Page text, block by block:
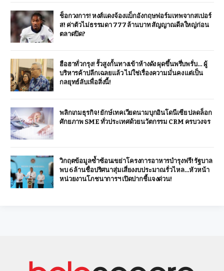
ช็อกวงการ! หงส์แดงจ้องแบ็กอังกฤษฟอร์มเทพจากสเปอร์
ส! ค่าตัวไม่ธรรมดา 777 ล้านบาท สัญญาณดีลใหญ่ก่อน
ตลาดปิด?
ฮือฮาทั่วกรุง! รั้วสูงกั้นทางเข้าห้างดัง ผุดขึ้นพรึ่บพรั่บ… ผู้
บริหารค้าปลีกเฉลยแล้ว ไม่ใช่เรื่องความมั่นคง แต่เป็น
กลยุทธ์ลับเพื่อสิ่งนี้!
พลิกเกมธุรกิจ! ยักษ์เทคเวียดนามบุกอินโดนีเซีย ปลดล็อก
ศักยภาพ SME ทั่วประเทศด้วยนวัตกรรม CRM ครบวงจร
วิกฤตข้อมูลซ้ำซ้อนเขย่าโครงการอาหารบำรุงฟรี! รัฐบาล
พบ 6 ล้านชื่อปริศนาสุ่มเสี่ยงงบประมาณรั่วไหล…หัวหน้า
หน่วยงานโภชนาการฯ เปิดปากชี้แจงด่วน!